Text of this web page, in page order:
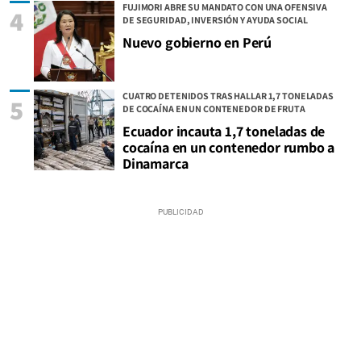
FUJIMORI ABRE SU MANDATO CON UNA OFENSIVA
DE SEGURIDAD, INVERSIÓN Y AYUDA SOCIAL
Nuevo gobierno en Perú
4
CUATRO DETENIDOS TRAS HALLAR 1,7 TONELADAS
DE COCAÍNA EN UN CONTENEDOR DE FRUTA
Ecuador incauta 1,7 toneladas de
cocaína en un contenedor rumbo a
Dinamarca
5